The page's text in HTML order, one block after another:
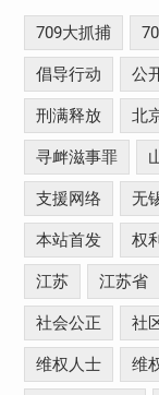
709大抓捕
倡导行动 公
刑满释放 北
寻衅滋事罪
支援网络 无
本站首发 权
江苏 江苏省
社会公正 社
维权人士 维